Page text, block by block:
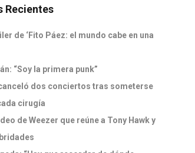
Recientes
de ‘Fito Páez: el mundo cabe en una
“Soy la primera punk”
dos conciertos tras someterse
cirugía
de Weezer que reúne a Tony Hawk y